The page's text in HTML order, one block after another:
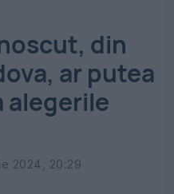
din
ar putea
alegerile
2024, 20:29